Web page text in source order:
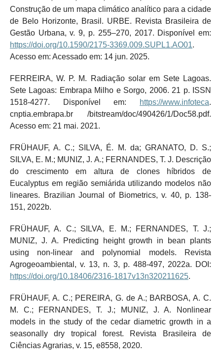
Construção de um mapa climático analítico para a cidade
de Belo Horizonte, Brasil. URBE. Revista Brasileira de
Gestão Urbana, v. 9, p. 255–270, 2017. Disponível em:
https://doi.org/10.1590/2175-3369.009.SUPL1.AO01.
Acesso em: Acessado em: 14 jun. 2025.
FERREIRA, W. P. M. Radiação solar em Sete Lagoas.
Sete Lagoas: Embrapa Milho e Sorgo, 2006. 21 p. ISSN
1518-4277. Disponível em:
https://www.infoteca.
cnptia.embrapa.br /bitstream/doc/490426/1/Doc58.pdf.
Acesso em: 21 mai. 2021.
FRÜHAUF, A. C.; SILVA, É. M. da; GRANATO, D. S.;
SILVA, E. M.; MUNIZ, J. A.; FERNANDES, T. J. Descrição
do crescimento em altura de clones híbridos de
Eucalyptus em região semiárida utilizando modelos não
lineares. Brazilian Journal of Biometrics, v. 40, p. 138-
151, 2022b.
FRÜHAUF, A. C.; SILVA, E. M.; FERNANDES, T. J.;
MUNIZ, J. A. Predicting height growth in bean plants
using non-linear and polynomial models. Revista
Agrogeoambiental, v. 13, n. 3, p. 488-497, 2022a. DOI:
https://doi.org/10.18406/2316-1817v13n320211625.
FRÜHAUF, A. C.; PEREIRA, G. de A.; BARBOSA, A. C.
M. C.; FERNANDES, T. J.; MUNIZ, J. A. Nonlinear
models in the study of the cedar diametric growth in a
seasonally dry tropical forest. Revista Brasileira de
Ciências Agrarias, v. 15, e8558, 2020.